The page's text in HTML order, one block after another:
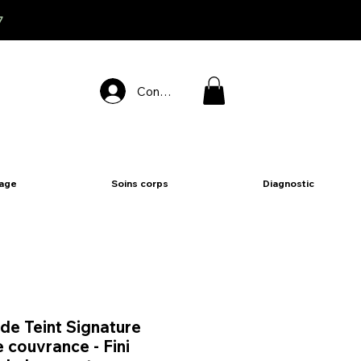
Connexion
Soins corps Diagnostic
Teint Signature
couvrance - Fini